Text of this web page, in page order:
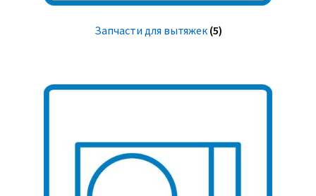
Запчасти для вытяжек (5)